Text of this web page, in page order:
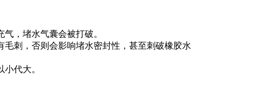
，堵水气囊会被打破。
毛刺，否则会影响堵水密封性，甚至刺破橡胶水
代大。